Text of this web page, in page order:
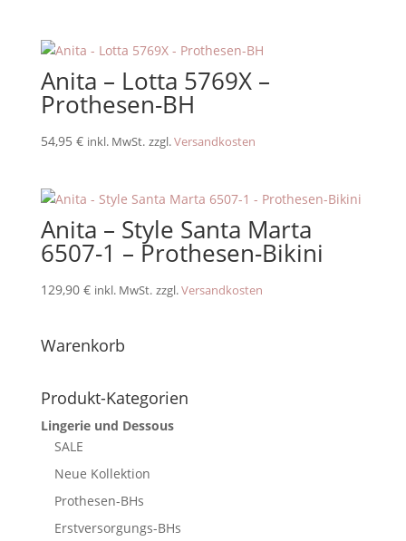
Anita – Lotta 5769X –
Prothesen-BH
54,95 € inkl. MwSt. zzgl.Versandkosten
Anita – Style Santa Marta
6507-1 – Prothesen-Bikini
129,90 € inkl. MwSt. zzgl.Versandkosten
Warenkorb
Produkt-Kategorien
Lingerie und Dessous
SALE
Neue Kollektion
Prothesen-BHs
Erstversorgungs-BHs